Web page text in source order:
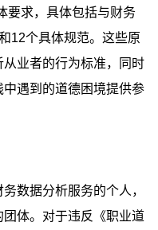
要求，具体包括与财务
12个具体规范。这些原
业者的行为标准，同时
遇到的道德困境提供参
数据分析服务的个人，
体。对于违反《职业道